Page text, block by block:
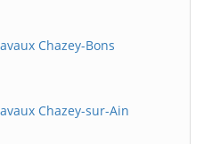
Chazey-Bons
Chazey-sur-Ain